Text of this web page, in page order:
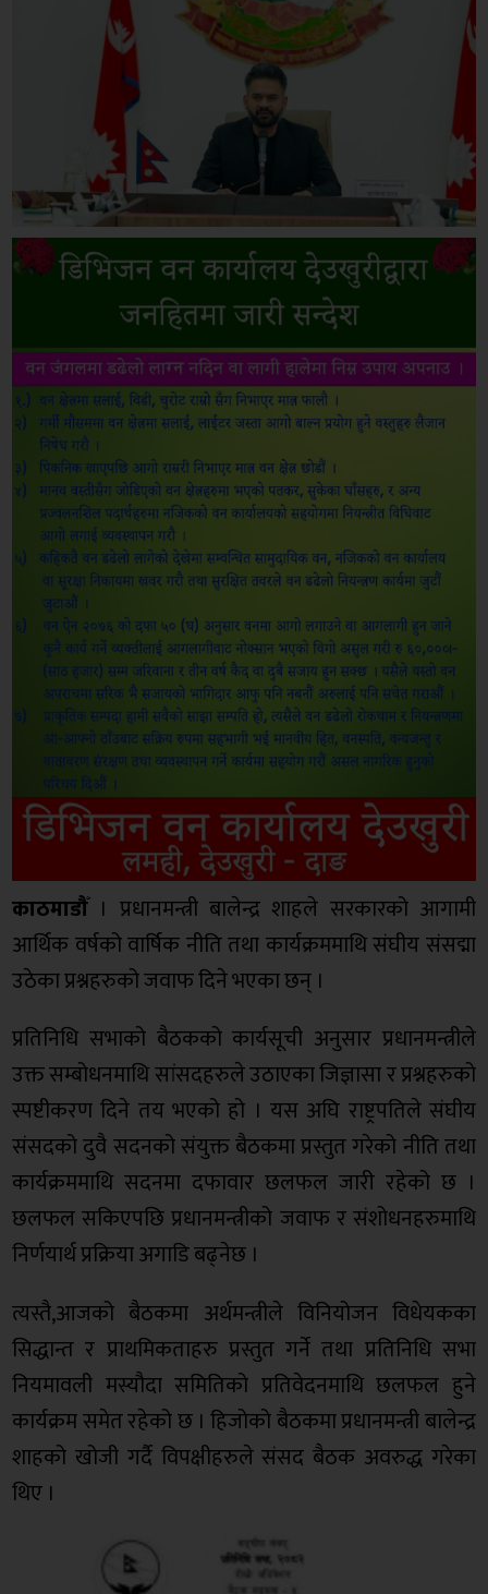
काठमाडौँ। प्रधानमन्त्री बालेन्द्र शाहले सरकारको आगामी
आर्थिक वर्षको वार्षिक नीति तथा कार्यक्रममाथि संघीय संसद्मा
उठेका प्रश्नहरुको जवाफ दिने भएका छन् ।
प्रतिनिधि सभाको बैठकको कार्यसूची अनुसार प्रधानमन्त्रीले
उक्त सम्बोधनमाथि सांसदहरुले उठाएका जिज्ञासा र प्रश्नहरुको
स्पष्टीकरण दिने तय भएको हो । यस अघि राष्ट्रपतिले संघीय
संसदको दुवै सदनको संयुक्त बैठकमा प्रस्तुत गरेको नीति तथा
कार्यक्रममाथि सदनमा दफावार छलफल जारी रहेको छ ।
छलफल सकिएपछि प्रधानमन्त्रीको जवाफ र संशोधनहरुमाथि
निर्णयार्थ प्रक्रिया अगाडि बढ्नेछ ।
त्यस्तै,आजको बैठकमा अर्थमन्त्रीले विनियोजन विधेयकका
सिद्धान्त र प्राथमिकताहरु प्रस्तुत गर्ने तथा प्रतिनिधि सभा
नियमावली मस्यौदा समितिको प्रतिवेदनमाथि छलफल हुने
कार्यक्रम समेत रहेको छ । हिजोको बैठकमा प्रधानमन्त्री बालेन्द्र
शाहको खोजी गर्दै विपक्षीहरुले संसद बैठक अवरुद्ध गरेका
थिए ।